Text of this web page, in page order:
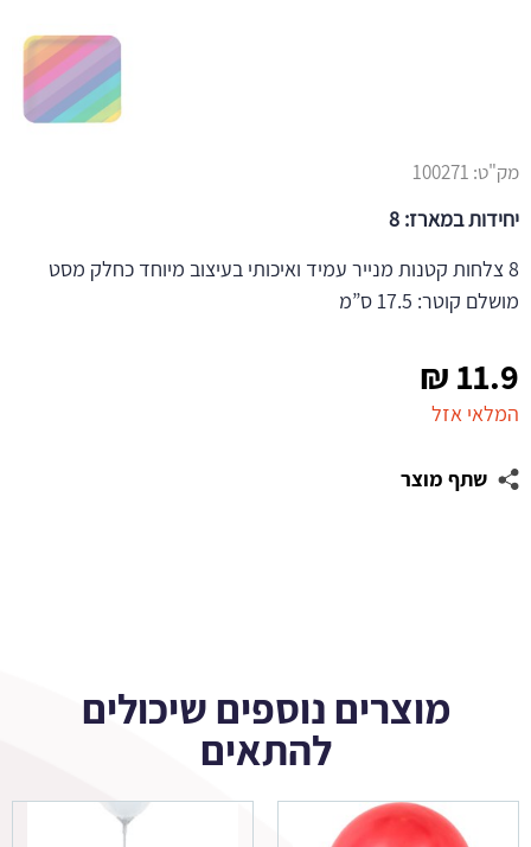
11.9
₪
המלאי אזל
שתף מוצר
מק"ט: 100271
יחידות במארז: 8
8 צלחות קטנות מנייר עמיד ואיכותי בעיצוב מיוחד כחלק מסט
מושלם קוטר: 17.5 ס”מ
מוצרים נוספים שיכולים
להתאים